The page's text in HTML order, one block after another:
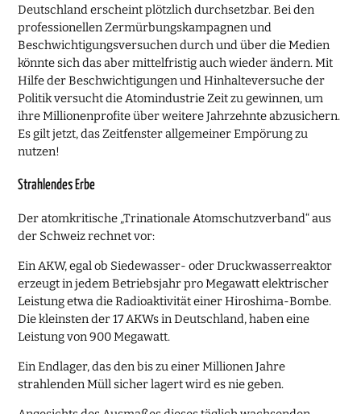
Deutschland erscheint plötzlich durchsetzbar. Bei den
professionellen Zermürbungskampagnen und
Beschwichtigungsversuchen durch und über die Medien
könnte sich das aber mittelfristig auch wieder ändern. Mit
Hilfe der Beschwichtigungen und Hinhalteversuche der
Politik versucht die Atomindustrie Zeit zu gewinnen, um
ihre Millionenprofite über weitere Jahrzehnte abzusichern.
Es gilt jetzt, das Zeitfenster allgemeiner Empörung zu
nutzen!
Strahlendes Erbe
Der atomkritische „Trinationale Atomschutzverband“ aus
der Schweiz rechnet vor:
Ein AKW, egal ob Siedewasser- oder Druckwasserreaktor
erzeugt in jedem Betriebsjahr pro Megawatt elektrischer
Leistung etwa die Radioaktivität einer Hiroshima-Bombe.
Die kleinsten der 17 AKWs in Deutschland, haben eine
Leistung von 900 Megawatt.
Ein Endlager, das den bis zu einer Millionen Jahre
strahlenden Müll sicher lagert wird es nie geben.